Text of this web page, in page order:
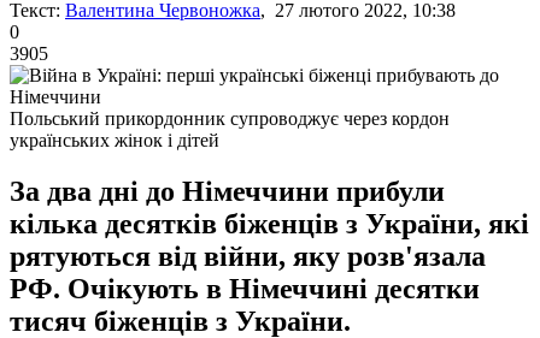
Текст: Валентина Червоножка, 27 лютого 2022, 10:38
0
3905
Польський прикордонник супроводжує через кордон
українських жінок і дітей
За два дні до Німеччини прибули
кілька десятків біженців з України, які
рятуються від війни, яку розв'язала
РФ. Очікують в Німеччині десятки
тисяч біженців з України.